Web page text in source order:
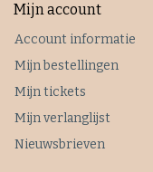
Mijn account
Account informatie
Mijn bestellingen
Mijn tickets
Mijn verlanglijst
Nieuwsbrieven